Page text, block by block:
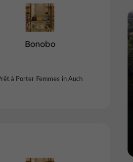
Bonobo
à Porter Femmes in Auch